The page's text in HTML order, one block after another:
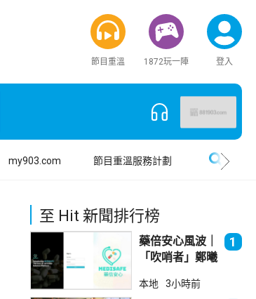
節目重溫 1872玩一陣 登入
my903.com 節目重溫服務計劃
至 Hit 新聞排行榜
藥倍安心風波｜
「吹哨者」鄭曦
進行刑事調查
1
本地 3小時前